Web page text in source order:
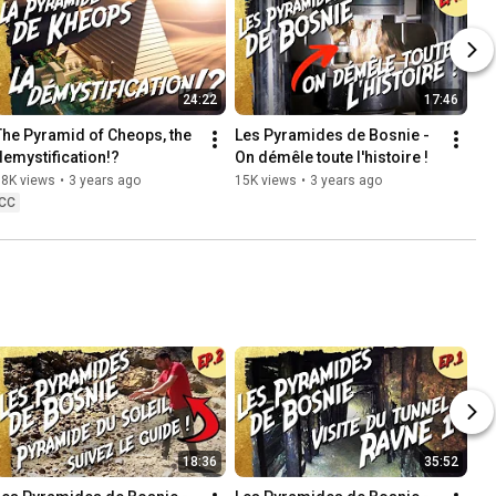
24:22
Pyramid of Cheops, the
views • 3 years ago
17:46
Les Pyramides de Bosnie -
On démêle toute l'histoire !
15K views • 3 years ago
18:36 35:52